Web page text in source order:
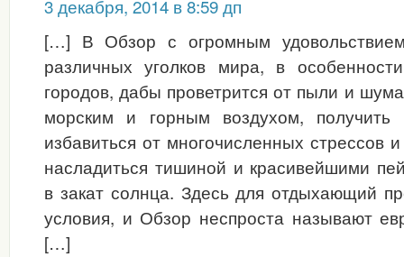
3 декабря, 2014 в 8:59 дп
[…] В Обзор с огромным
различных уголков мира, в
городов, дабы проветрится от пыли и
морским и горным воздухом, получить
избавиться от многочисленных стрессов
насладиться тишиной и красивейшими
в закат солнца. Здесь для отдыхающий
условия, и Обзор неспроста называют
[…]